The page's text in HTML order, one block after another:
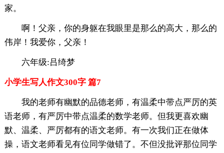
家。
啊！父亲，你的身躯在我眼里是那么的高大，那么的
伟岸！我爱你，父亲！
六年级:吕绮梦
小学生写人作文300字 篇7
我的老师有幽默的品德老师，有温柔中带点严厉的英
语老师，有严厉中带点温柔的数学老师。但我更喜欢幽
默、温柔、严厉都有的语文老师。有一次我们正在做体
操，语文老师看见有位同学做错了。不但没批评那位同学